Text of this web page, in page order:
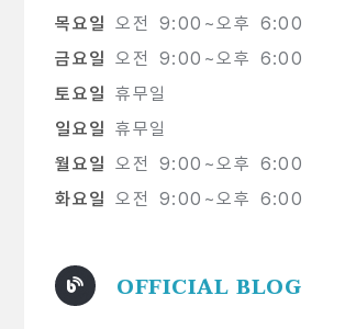
목요일 오전 9:00~오후 6:00
금요일 오전 9:00~오후 6:00
토요일 휴무일
일요일 휴무일
월요일 오전 9:00~오후 6:00
화요일 오전 9:00~오후 6:00
OFFICIAL BLOG